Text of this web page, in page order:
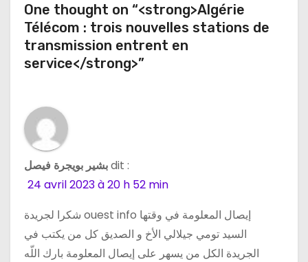
o
n
e
a
r
One thought on “<strong>Algérie
Télécom : trois nouvelles stations de
transmission entrent en
service</strong>”
بشير بويجرة فيصلdit :
24 avril 2023 à 20 h 52 min
شكرا لجريدة ouest info إيصال المعلومة في وقتها
السيد تومي جيلالي الأخ و الصديق كل من يكتب في
الجريدة الكل من يسهر على إيصال المعلومة بارك اللّه